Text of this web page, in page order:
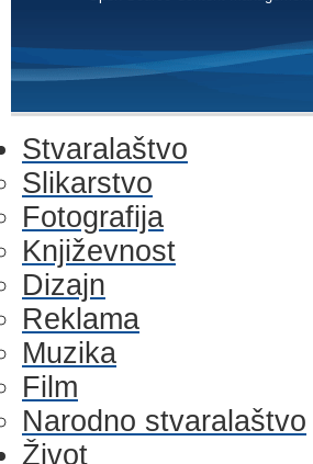
Stvaralaštvo
Slikarstvo
Fotografija
Književnost
Dizajn
Reklama
Muzika
Film
Narodno stvaralaštvo
Život